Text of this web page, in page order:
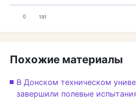
0 191
Похожие материалы
В Донском техническом
завершили полевые